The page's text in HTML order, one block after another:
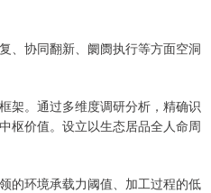
、协同翻新、阛阓执行等方面空洞
架。通过多维度调研分析，精确识
枢价值。设立以生态居品全人命周
的环境承载力阈值、加工过程的低